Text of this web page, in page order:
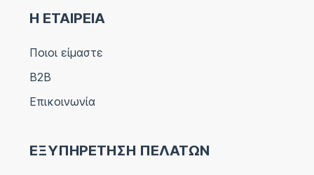
Η ΕΤΑΙΡΕΙΑ
Ποιοι είμαστε
B2B
Επικοινωνία
ΕΞΥΠΗΡΕΤΗΣΗ ΠΕΛΑΤΩΝ